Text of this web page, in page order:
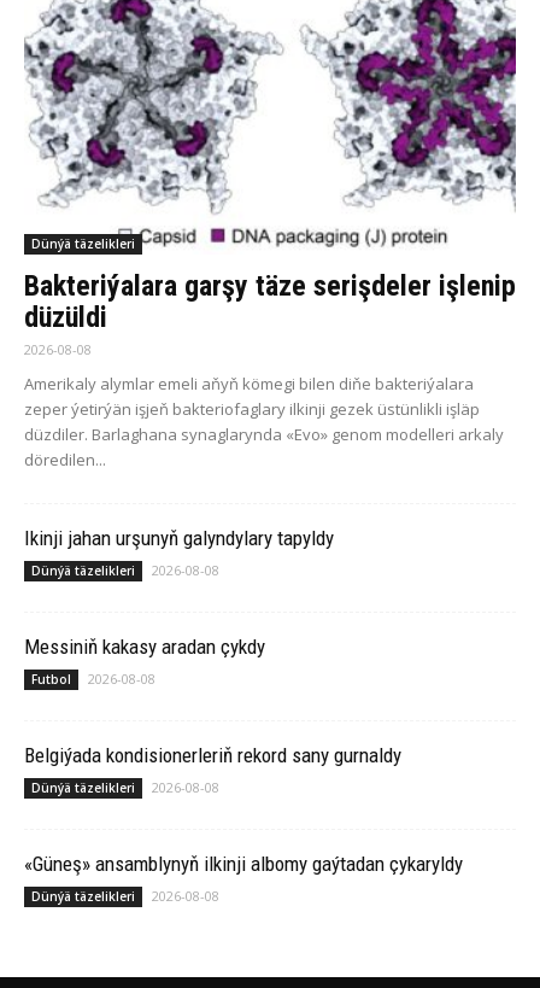
Dünýä täzelikleri
Bakteriýalara garşy täze serişdeler işlenip
düzüldi
2026-08-08
Amerikaly alymlar emeli aňyň kömegi bilen diňe bakteriýalara
zeper ýetirýän işjeň bakteriofaglary ilkinji gezek üstünlikli işläp
düzdiler. Barlaghana synaglarynda «Evo» genom modelleri arkaly
döredilen...
Ikinji jahan urşunyň galyndylary tapyldy
Dünýä täzelikleri 2026-08-08
Messiniň kakasy aradan çykdy
Futbol 2026-08-08
Belgiýada kondisionerleriň rekord sany gurnaldy
Dünýä täzelikleri 2026-08-08
«Güneş» ansamblynyň ilkinji albomy gaýtadan çykaryldy
Dünýä täzelikleri 2026-08-08